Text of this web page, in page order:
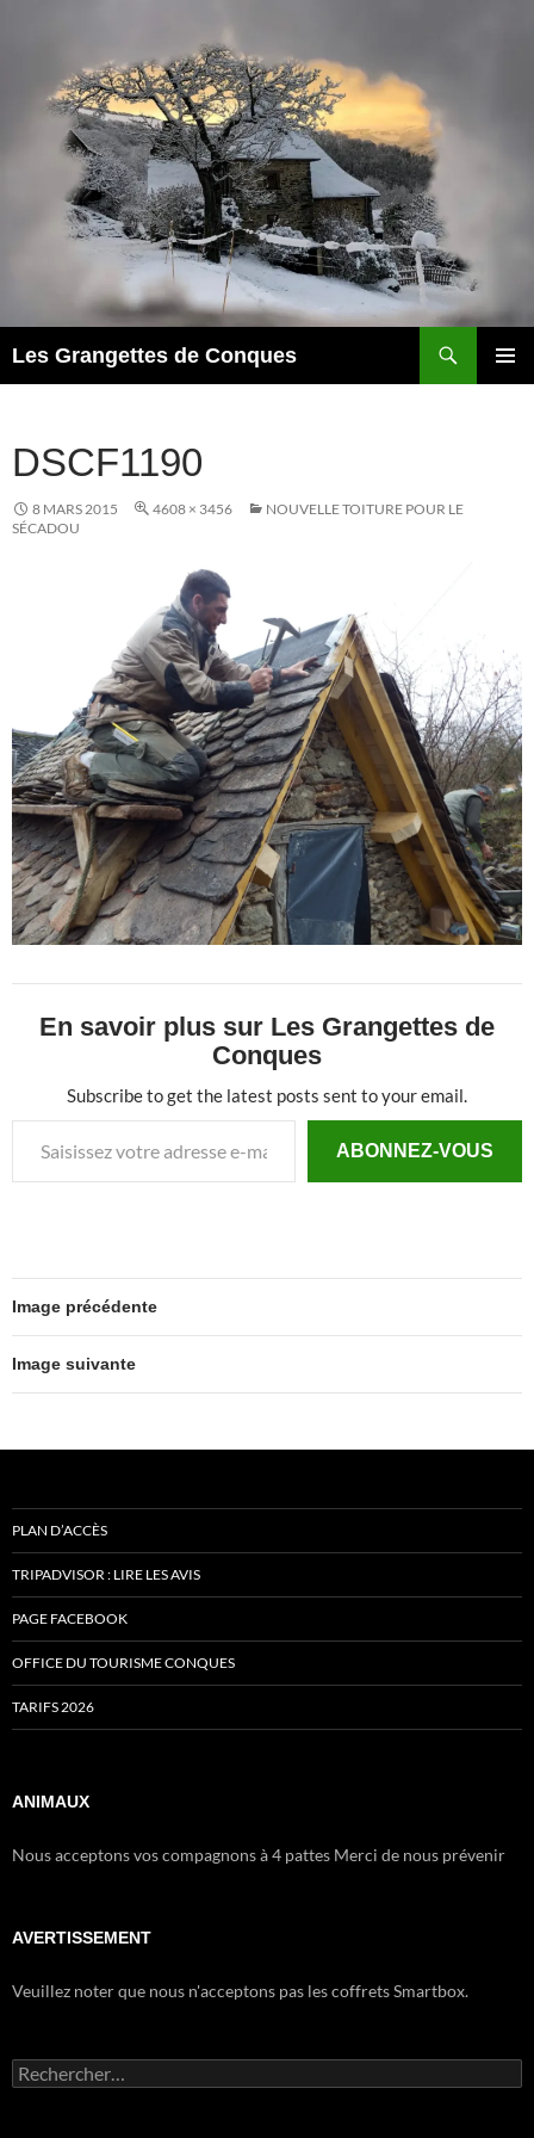
Les Grangettes de Conques
DSCF1190
8 MARS 2015 4608 × 3456
NOUVELLE TOITURE POUR LE
SÉCADOU
En savoir plus sur Les Grangettes de
Conques
Subscribe to get the latest posts sent to your email.
Saisissez votre adresse e-mail…
ABONNEZ-VOUS
Image précédente
Image suivante
PLAN D’ACCÈS
TRIPADVISOR : LIRE LES AVIS
PAGE FACEBOOK
OFFICE DU TOURISME CONQUES
TARIFS 2026
ANIMAUX
Nous acceptons vos compagnons à 4 pattes Merci de nous prévenir
AVERTISSEMENT
Veuillez noter que nous n'acceptons pas les coffrets Smartbox.
Rechercher :